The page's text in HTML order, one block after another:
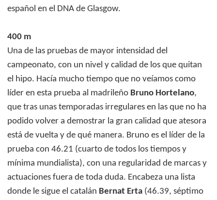
español en el DNA de Glasgow.
400 m
Una de las pruebas de mayor intensidad del
campeonato, con un nivel y calidad de los que quitan
el hipo. Hacía mucho tiempo que no veíamos como
líder en esta prueba al madrileño Bruno Hortelano,
que tras unas temporadas irregulares en las que no ha
podido volver a demostrar la gran calidad que atesora
está de vuelta y de qué manera. Bruno es el líder de la
prueba con 46.21 (cuarto de todos los tiempos y
mínima mundialista), con una regularidad de marcas y
actuaciones fuera de toda duda. Encabeza una lista
donde le sigue el catalán Bernat Erta (46.39, séptimo